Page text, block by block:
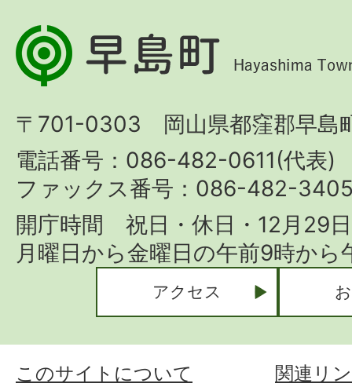
早
島
Hayashima
Town
〒701-0303 岡山県都窪郡早島
電話番号：086-482-0611(代表)
ファックス番号：086-482-
開庁時間 祝日・休日・12月29
月曜日から金曜日の午前9時か
アクセス
このサイトについて
関連リ